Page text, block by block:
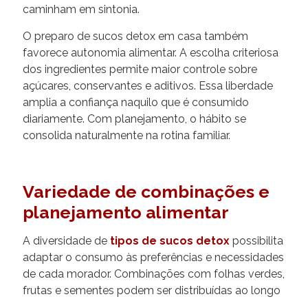
caminham em sintonia.
O preparo de sucos detox em casa também
favorece autonomia alimentar. A escolha criteriosa
dos ingredientes permite maior controle sobre
açúcares, conservantes e aditivos. Essa liberdade
amplia a confiança naquilo que é consumido
diariamente. Com planejamento, o hábito se
consolida naturalmente na rotina familiar.
Variedade de combinações e
planejamento alimentar
A diversidade de tipos de sucos detox possibilita
adaptar o consumo às preferências e necessidades
de cada morador. Combinações com folhas verdes,
frutas e sementes podem ser distribuídas ao longo